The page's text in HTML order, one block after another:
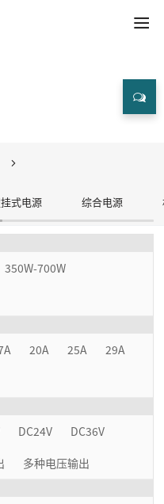
式电源 综合电源
350W-700W
20A 25A
29A
DC24V
DC36V
多种电压输出